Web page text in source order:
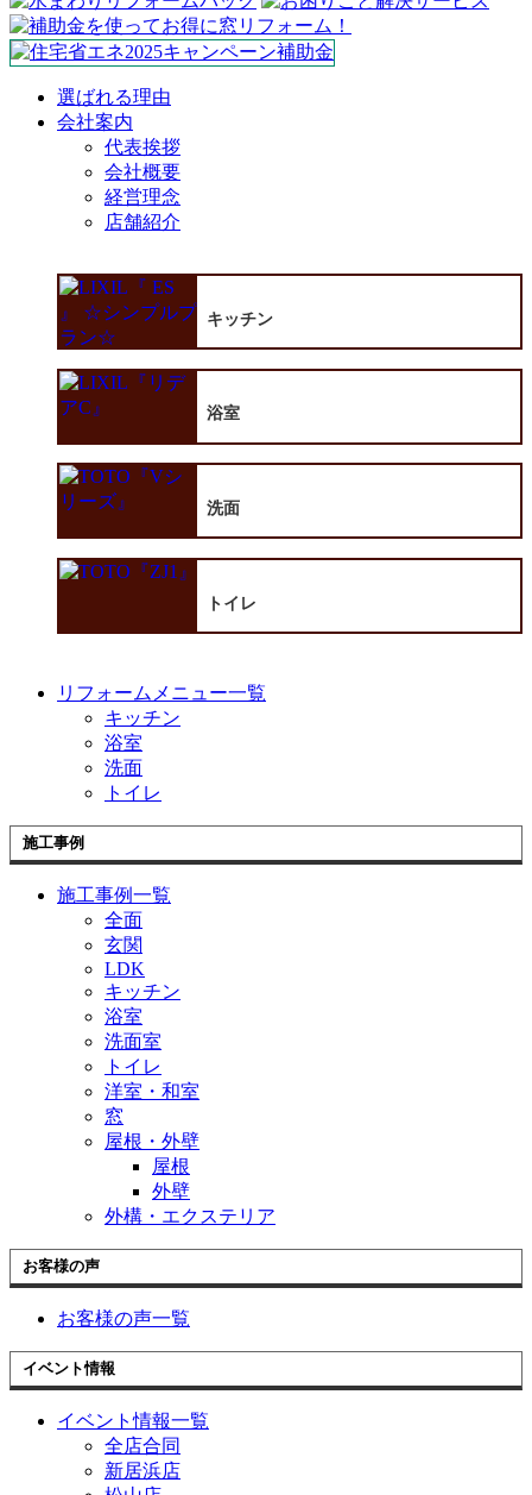
選ばれる理由
会社案内
代表挨拶
会社概要
経営理念
店舗紹介
キッチン
浴室
洗面
トイレ
リフォームメニュー一覧
キッチン
浴室
洗面
トイレ
施工事例
施工事例一覧
全面
玄関
LDK
キッチン
浴室
洗面室
トイレ
洋室・和室
窓
屋根・外壁
屋根
外壁
外構・エクステリア
お客様の声
お客様の声一覧
イベント情報
イベント情報一覧
全店合同
新居浜店